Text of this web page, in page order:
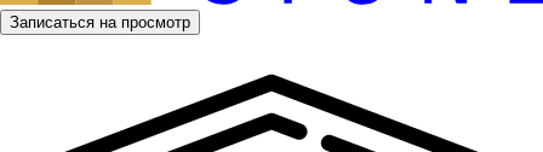
Записаться на просмотр